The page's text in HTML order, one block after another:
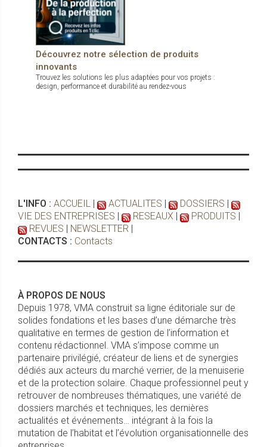
Découvrez notre sélection de produits
innovants
Trouvez les solutions les plus adaptées pour vos projets :
design, performance et durabilité au rendez-vous
L'INFO : ACCUEIL | ACTUALITES | DOSSIERS |
VIE DES ENTREPRISES | RESEAUX | PRODUITS |
REVUES | NEWSLETTER |
CONTACTS : Contacts
À PROPOS DE NOUS
Depuis 1978, VMA construit sa ligne éditoriale sur de
solides fondations et les bases d’une démarche très
qualitative en termes de gestion de l’information et
contenu rédactionnel. VMA s’impose comme un
partenaire privilégié, créateur de liens et de synergies
dédiés aux acteurs du marché verrier, de la menuiserie
et de la protection solaire. Chaque professionnel peut y
retrouver de nombreuses thématiques, une variété de
dossiers marchés et techniques, les dernières
actualités et événements… intégrant à la fois la
mutation de l’habitat et l’évolution organisationnelle des